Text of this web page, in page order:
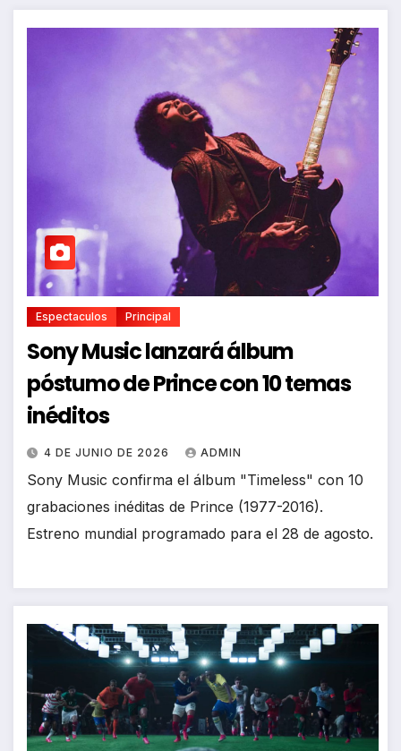
Espectaculos Principal
Sony Music lanzará álbum
póstumo de Prince con 10 temas
inéditos
4 DE JUNIO DE 2026 ADMIN
Sony Music confirma el álbum "Timeless" con 10
grabaciones inéditas de Prince (1977-2016).
Estreno mundial programado para el 28 de agosto.